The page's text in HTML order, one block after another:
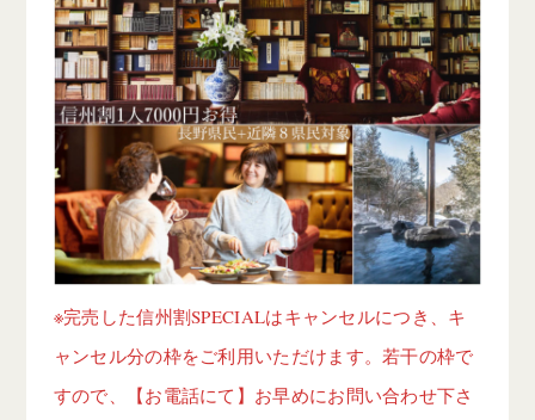
※完売した信州割SPECIALはキャンセルにつき、キ
ャンセル分の枠をご利用いただけます。若干の枠で
すので、【お電話にて】お早めにお問い合わせ下さ